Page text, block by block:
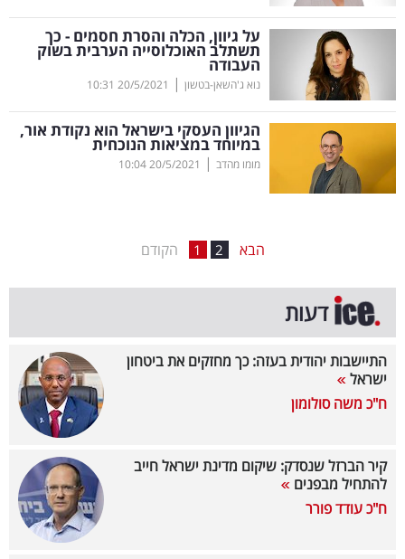
רכב
בריאות
תרבות
ופנאי
תיירות
המילון
הכלכלי
פודקאסט
40
שיתופי
על גיוון, הכלה והסרת חסמים - כך
תשתלב האוכלוסייה הערבית בשוק
העבודה
נוא ג'השאן-בטשון |
20/5/2021
10:31
הגיוון העסקי בישראל הוא נקודת אור,
במיוחד במציאות הנוכחית
מומו מהדב |
20/5/2021
10:04
הקודם 1 2 הבא
דעות
התיישבות יהודית בעזה: כך מחזקים את ביטחון
ישראל
ח"כ משה סולומון
קיר הברזל שנסדק: שיקום מדינת ישראל חייב
להתחיל מבפנים
ח"כ עודד פורר